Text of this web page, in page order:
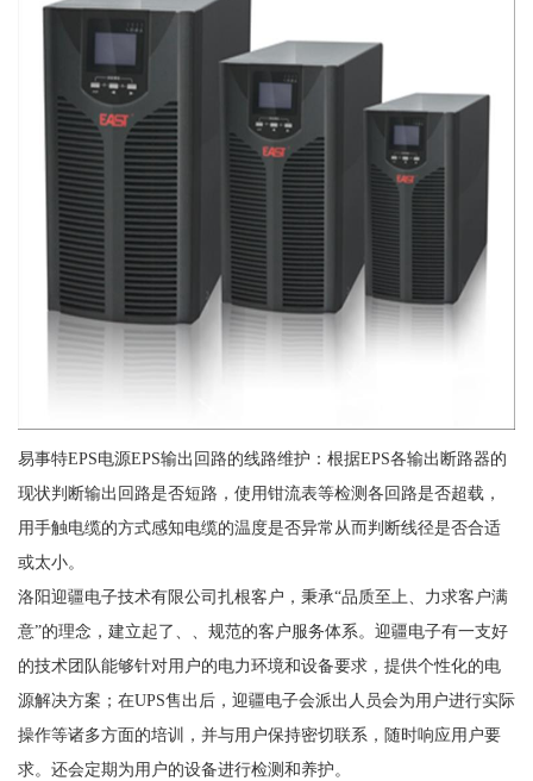
易事特EPS电源EPS输出回路的线路维护：根据EPS各输出断路器的
现状判断输出回路是否短路，使用钳流表等检测各回路是否超载，
用手触电缆的方式感知电缆的温度是否异常从而判断线径是否合适
或太小。
洛阳迎疆电子技术有限公司扎根客户，秉承“品质至上、力求客户满
意”的理念，建立起了、、规范的客户服务体系。迎疆电子有一支好
的技术团队能够针对用户的电力环境和设备要求，提供个性化的电
源解决方案；在UPS售出后，迎疆电子会派出人员会为用户进行实际
操作等诸多方面的培训，并与用户保持密切联系，随时响应用户要
求。还会定期为用户的设备进行检测和养护。